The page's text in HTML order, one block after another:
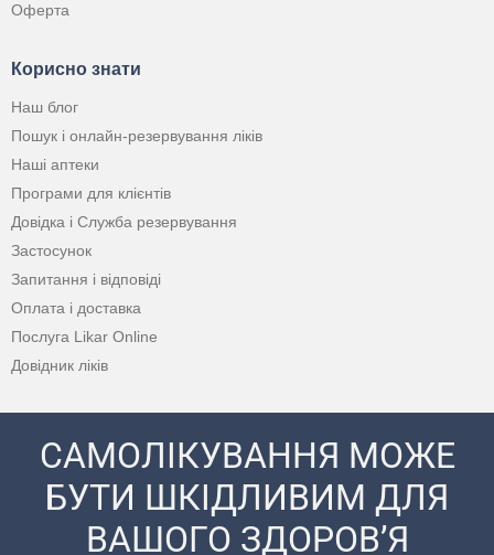
Оферта
Корисно знати
Наш блог
Пошук і онлайн-резервування ліків
Наші аптеки
Програми для клієнтів
Довідка і Служба резервування
Застосунок
Запитання і відповіді
Оплата і доставка
Послуга Likar Online
Довідник ліків
САМОЛІКУВАННЯ МОЖЕ
БУТИ ШКІДЛИВИМ ДЛЯ
ВАШОГО ЗДОРОВ’Я